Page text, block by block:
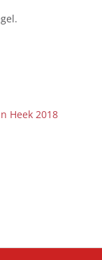
Heek 2018